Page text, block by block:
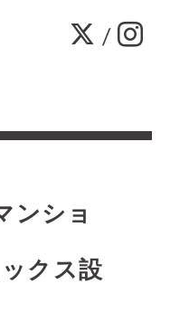
/
ンショ
クス設